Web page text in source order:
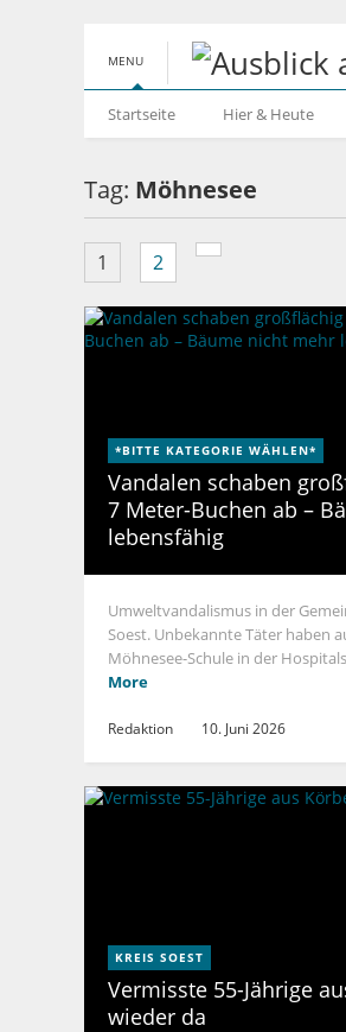
MENU
Startseite Hier & Heute
Tag: Möhnesee
1 2
*BITTE KATEGORIE WÄHLEN*
Vandalen schaben
7 Meter-Buchen ab –
lebensfähig
Umweltvandalismus in der
Soest. Unbekannte Täter haben
Möhnesee-Schule in der
More
Redaktion 10. Juni 2026
KREIS SOEST
Vermisste 55-Jährige
wieder da